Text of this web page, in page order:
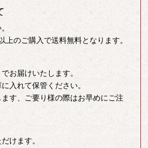
上のご購入で送料無料となります。
でお届けいたします。
入れて保管ください。
す、ご要り様の際はお早めにご注
けます。